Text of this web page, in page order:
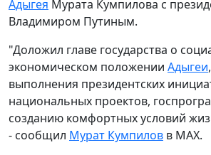
Адыгея Мурата Кумпилова с
Владимиром Путиным.
"Доложил главе государства о
экономическом положении Адыгеи
выполнения президентских
национальных проектов,
созданию комфортных условий
- сообщил Мурат Кумпилов в МАХ.